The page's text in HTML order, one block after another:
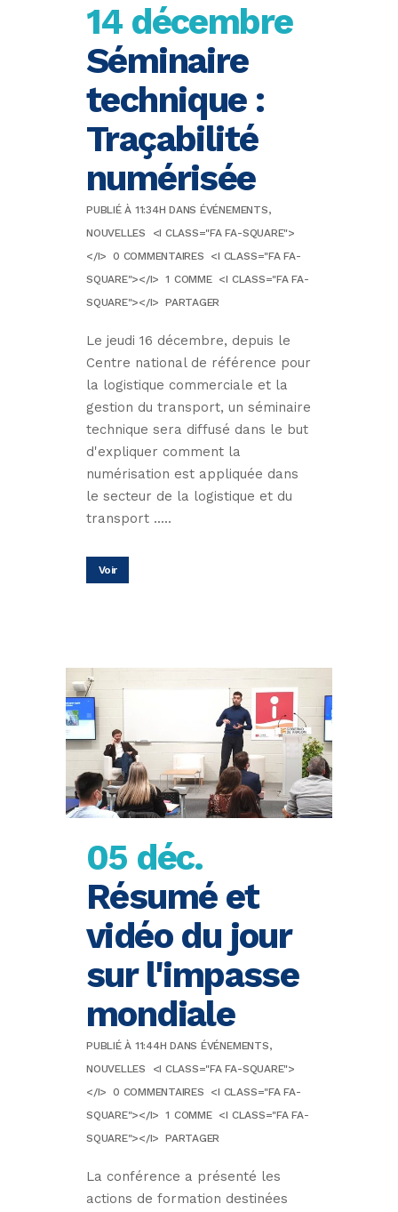
14 décembre
Séminaire
technique :
Traçabilité
numérisée
PUBLIÉ À 11:34H DANS ÉVÉNEMENTS,
NOUVELLES
<I CLASS="FA FA-SQUARE">
</I> 0 COMMENTAIRES
<I CLASS="FA FA-
SQUARE"></I> 1 COMME <I CLASS="FA FA-
SQUARE"></I> PARTAGER
Le jeudi 16 décembre, depuis le
Centre national de référence pour
la logistique commerciale et la
gestion du transport, un séminaire
technique sera diffusé dans le but
d'expliquer comment la
numérisation est appliquée dans
le secteur de la logistique et du
transport .....
Voir
05 déc.
Résumé et
vidéo du jour
sur l'impasse
mondiale
PUBLIÉ À 11:44H DANS ÉVÉNEMENTS,
NOUVELLES
<I CLASS="FA FA-SQUARE">
</I> 0 COMMENTAIRES
<I CLASS="FA FA-
SQUARE"></I> 1 COMME <I CLASS="FA FA-
SQUARE"></I> PARTAGER
La conférence a présenté les
actions de formation destinées